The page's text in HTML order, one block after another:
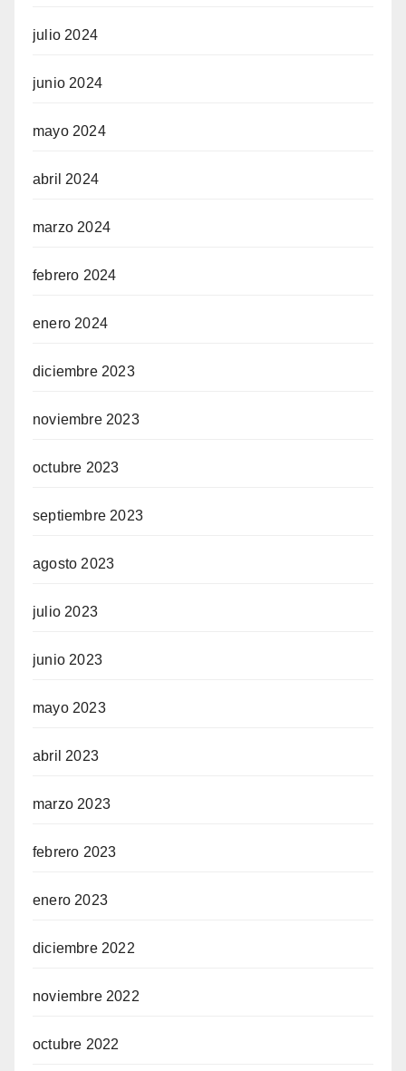
julio 2024
junio 2024
mayo 2024
abril 2024
marzo 2024
febrero 2024
enero 2024
diciembre 2023
noviembre 2023
octubre 2023
septiembre 2023
agosto 2023
julio 2023
junio 2023
mayo 2023
abril 2023
marzo 2023
febrero 2023
enero 2023
diciembre 2022
noviembre 2022
octubre 2022